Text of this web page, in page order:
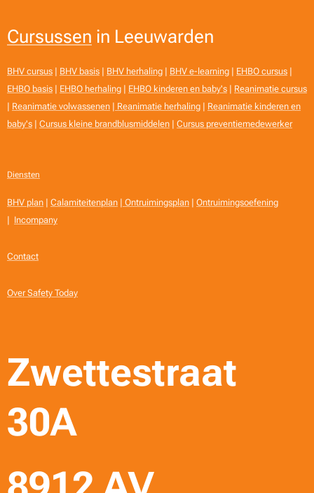
Cursussen in Leeuwarden
BHV cursus | BHV basis | BHV herhaling | BHV e-learning | EHBO cursus |
EHBO basis | EHBO herhaling | EHBO kinderen en baby's | Reanimatie cursus
| Reanimatie volwassenen | Reanimatie herhaling | Reanimatie kinderen en
baby's | Cursus kleine brandblusmiddelen | Cursus preventiemedewerker
Diensten
BHV plan | Calamiteitenplan | Ontruimingsplan | Ontruimingsoefening
| Incompany
Contact
Over Safety Today
Zwettestraat
30A